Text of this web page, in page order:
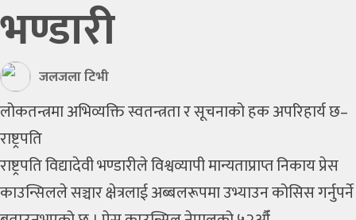
भण्डारी
जलजला टिभी
लोकतन्त्रमा अभिव्यक्ति स्वतन्त्रता र सूचनाको हक अपरिहार्य छ–
राष्ट्रपति
राष्ट्रपति विद्यादेवी भण्डारीले विश्वव्यापी मान्यताप्राप्त निकाय प्रेस
काउन्सिलले सञ्चार क्षेत्रलाई अब्बलरूपमा उभ्याउन कोसिस गर्नुपर्ने